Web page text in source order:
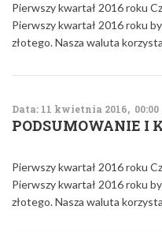
Pierwszy kwartał 2016 roku
Pierwszy kwartał 2016 roku
złotego. Nasza waluta
Data: 11 kwietnia 2016,
PODSUMOWANIE I
Pierwszy kwartał 2016 roku
Pierwszy kwartał 2016 roku
złotego. Nasza waluta